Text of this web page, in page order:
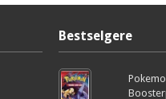
Bestselgere